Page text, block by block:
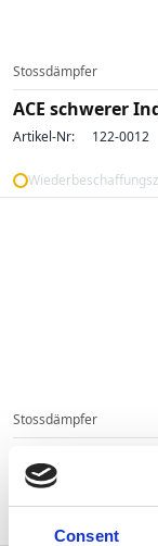
Consent
Stossdämpfer
ACE schwerer
Artikel-Nr: 122-0012
Stossdämpfer
Artikel-Nr:
Verfügbar